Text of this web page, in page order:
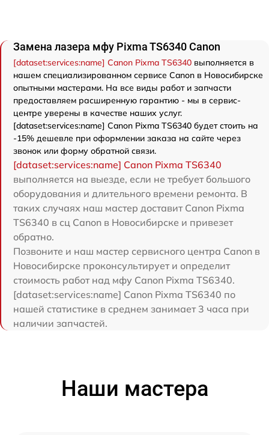
Замена лазера мфу Pixma TS6340 Canon
[dataset:services:name] Canon Pixma TS6340 выполняется в
нашем специализированном сервисе Canon в Новосибирске
опытными мастерами. На все виды работ и запчасти
предоставляем расширенную гарантию - мы в сервис-
центре уверены в качестве наших услуг.
[dataset:services:name] Canon Pixma TS6340 будет стоить на
-15% дешевле при оформлении заказа на сайте через
звонок или форму обратной связи.
[dataset:services:name] Canon Pixma TS6340
выполняется на выезде, если не требует большого
оборудования и длительного времени ремонта. В
таких случаях наш мастер доставит Canon Pixma
TS6340 в сц Canon в Новосибирске и привезет
обратно.
Позвоните и наш мастер сервисного центра Canon в
Новосибирске проконсультирует и определит
стоимость работ над мфу Canon Pixma TS6340.
[dataset:services:name] Canon Pixma TS6340 по
нашей статистике в среднем занимает 3 часа при
наличии запчастей.
Наши мастера